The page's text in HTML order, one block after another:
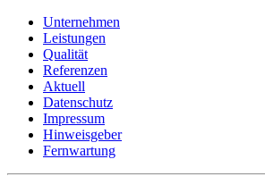
Unternehmen
Leistungen
Qualität
Referenzen
Aktuell
Datenschutz
Impressum
Hinweisgeber
Fernwartung